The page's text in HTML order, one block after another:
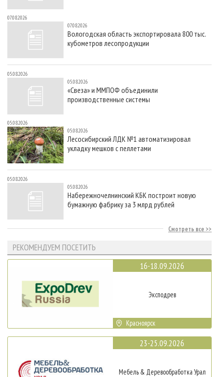
07.08.2026
07.08.2026
Вологодская область экспортировала 800 тыс.
кубометров лесопродукции
05.08.2026
05.08.2026
«Свеза» и ММПОФ объединили
производственные системы
05.08.2026
05.08.2026
Лесосибирский ЛДК №1 автоматизировал
укладку мешков с пеллетами
05.08.2026
05.08.2026
Набережночелнинский КБК построит новую
бумажную фабрику за 3 млрд рублей
Смотреть все
РЕКОМЕНДУЕМ ПОСЕТИТЬ
16-18.09.2026
Эксподрев
Красноярск
23-25.09.2026
Мебель & Деревообработка Урал